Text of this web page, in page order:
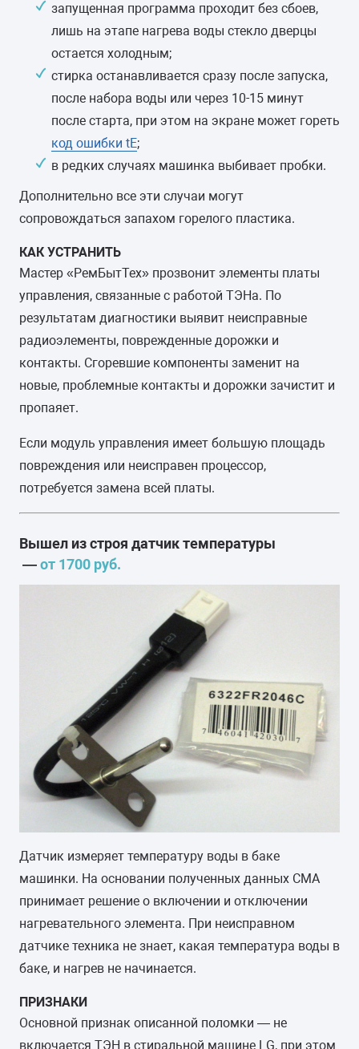
запущенная программа проходит без сбоев,
лишь на этапе нагрева воды стекло дверцы
остается холодным;
стирка останавливается сразу после запуска,
после набора воды или через 10-15 минут
после старта, при этом на экране может гореть
код ошибки tE;
в редких случаях машинка выбивает пробки.
Дополнительно все эти случаи могут
сопровождаться запахом горелого пластика.
КАК УСТРАНИТЬ
Мастер «РемБытТех» прозвонит элементы платы
управления, связанные с работой ТЭНа. По
результатам диагностики выявит неисправные
радиоэлементы, поврежденные дорожки и
контакты. Сгоревшие компоненты заменит на
новые, проблемные контакты и дорожки зачистит и
пропаяет.
Если модуль управления имеет большую площадь
повреждения или неисправен процессор,
потребуется замена всей платы.
Вышел из строя датчик температуры
—от 1700 руб.
Датчик измеряет температуру воды в баке
машинки. На основании полученных данных СМА
принимает решение о включении и отключении
нагревательного элемента. При неисправном
датчике техника не знает, какая температура воды в
баке, и нагрев не начинается.
ПРИЗНАКИ
Основной признак описанной поломки — не
включается ТЭН в стиральной машине LG, при этом